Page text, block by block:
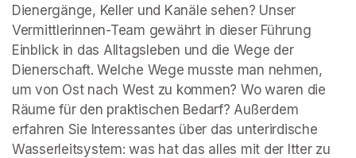
Dienergänge, Keller und Kanäle sehen? Unser
Vermittlerinnen-Team gewährt in dieser Führung
Einblick in das Alltagsleben und die Wege der
Dienerschaft. Welche Wege musste man nehmen,
um von Ost nach West zu kommen? Wo waren die
Räume für den praktischen Bedarf? Außerdem
erfahren Sie Interessantes über das unterirdische
Wasserleitsystem: was hat das alles mit der Itter zu